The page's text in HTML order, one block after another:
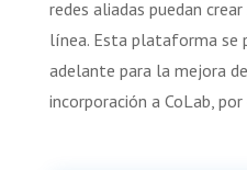
redes aliadas puedan
línea. Esta plataforma se
adelante para la mejora
incorporación a CoLab,